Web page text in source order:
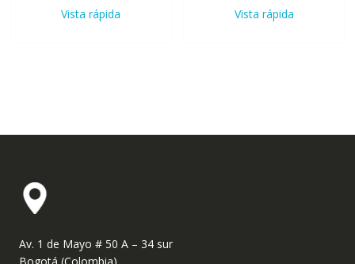
Vista rápida Vista rápida
Av. 1 de Mayo # 50 A – 34 sur